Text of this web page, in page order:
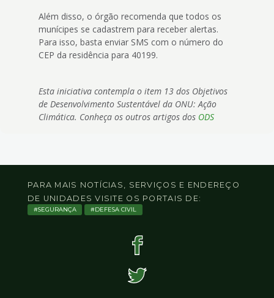
Além disso, o órgão recomenda que todos os
munícipes se cadastrem para receber alertas.
Para isso, basta enviar SMS com o número do
CEP da residência para 40199.
Esta iniciativa contempla o item 13 dos Objetivos
de Desenvolvimento Sustentável da ONU: Ação
Climática. Conheça os outros artigos dos ODS
PARA MAIS NOTÍCIAS, SERVIÇOS E ENDEREÇO
DE UNIDADES VISITE OS PORTAIS DE:
SEGURANÇA DEFESA CIVIL